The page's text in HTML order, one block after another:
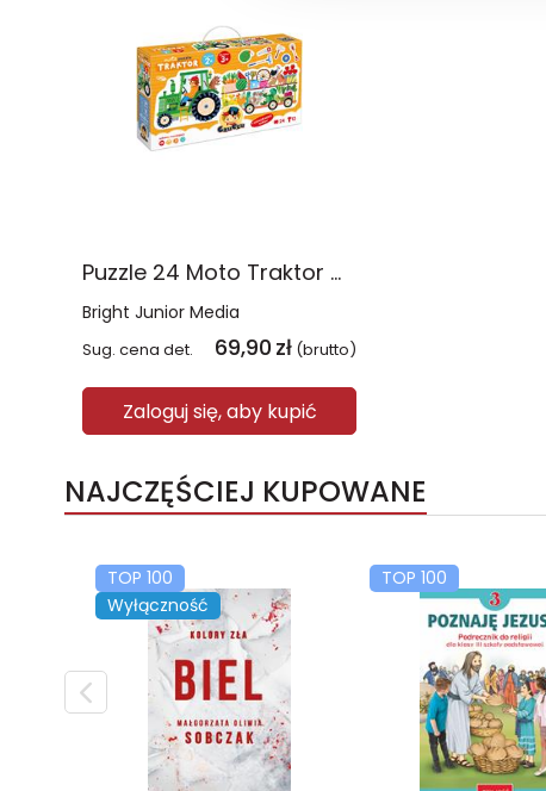
Puzzle 24 Moto Traktor CzuCzu
Bright Junior Media
Sug. cena det. 69,90 zł (brutto)
Zaloguj się, aby kupić
NAJCZĘŚCIEJ KUPOWANE
TOP 100
Wyłączność
TOP 100